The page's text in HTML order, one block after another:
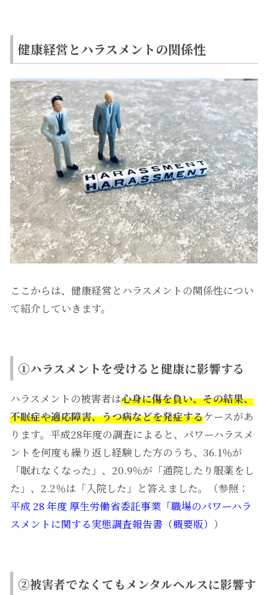
健康経営とハラスメントの関係性
ここからは、健康経営とハラスメントの関係性につい
て紹介していきます。
①ハラスメントを受けると健康に影響する
ハラスメントの被害者は心身に傷を負い、その結果、
不眠症や適応障害、うつ病などを発症するケースがあ
ります。平成28年度の調査によると、パワーハラスメ
ントを何度も繰り返し経験した方のうち、36.1％が
「眠れなくなった」、20.9％が「通院したり服薬をし
た」、2.2％は「入院した」と答えました。（参照：
平成 28 年度 厚生労働省委託事業「職場のパワーハラ
スメントに関する実態調査報告書（概要版） ）
②被害者でなくてもメンタルヘルスに影響す